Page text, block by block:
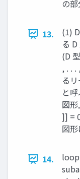
の
13.
(1)
る
(D
, . .
る
と
図
]] =
図
14.